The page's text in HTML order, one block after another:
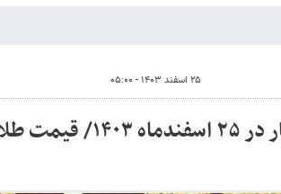
۲۵ اسفند ۱۴۰۳ - ۰۵:۰۰